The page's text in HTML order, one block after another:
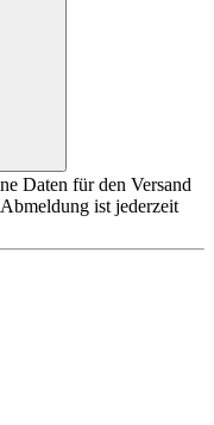
Daten für den Versand
ist jederzeit